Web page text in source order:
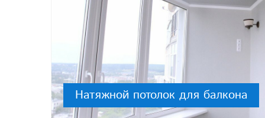
Натяжной потолок для балкона